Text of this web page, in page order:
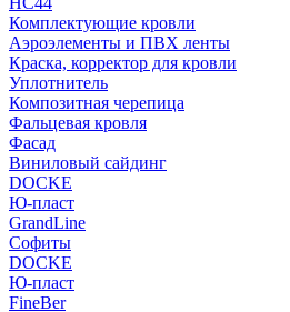
Комплектующие кровли
Аэроэлементы и ПВХ ленты
Краска, корректор для кровли
Уплотнитель
Композитная черепица
Фальцевая кровля
Фасад
Виниловый сайдинг
DOCKE
Ю-пласт
GrandLine
Софиты
DOCKE
Ю-пласт
FineBer